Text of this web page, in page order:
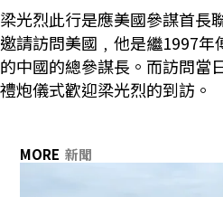
梁光烈此行是應美國參謀首長
邀請訪問美國﹐他是繼1997年
的中國的總參謀長。而訪問當
禮炮儀式歡迎梁光烈的到訪。
MORE 新聞